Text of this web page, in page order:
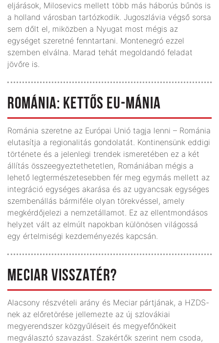
eljárások, Milosevics mellett több más háborús bűnös is
a holland városban tartózkodik. Jugoszlávia végső sorsa
sem dőlt el, miközben a Nyugat most mégis az
egységet szeretné fenntartani. Montenegró ezzel
szemben elválna. Marad tehát megoldandó feladat
jövőre is.
ROMÁNIA: KETTŐS EU-MÁNIA
Románia szeretne az Európai Unió tagja lenni – Románia
elutasítja a regionalitás gondolatát. Kontinensünk eddigi
története és a jelenlegi trendek ismeretében ez a két
állítás összeegyeztethetetlen, Romániában mégis a
lehető legtermészetesebben fér meg egymás mellett az
integráció egységes akarása és az ugyancsak egységes
szembenállás bármiféle olyan törekvéssel, amely
megkérdőjelezi a nemzetállamot. Ez az ellentmondásos
helyzet vált az elmúlt napokban különösen világossá
egy értelmiségi kezdeményezés kapcsán.
MECIAR VISSZATÉR?
Alacsony részvételi arány és Meciar pártjának, a HZDS-
nek az előretörése jellemezte az új szlovákiai
megyerendszer közgyűléseit és megyefőnökeit
megválasztó szavazást. Szakértők szerint nem csoda,